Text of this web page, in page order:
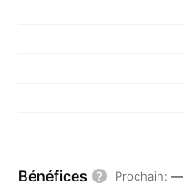
Bénéfices Prochain: —